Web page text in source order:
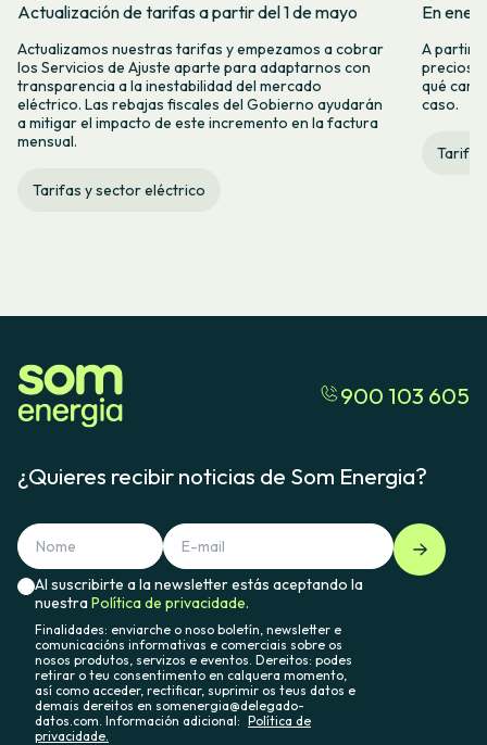
Actualización de tarifas a partir del 1 de mayo
Actualizamos nuestras tarifas y empezamos a cobrar
los Servicios de Ajuste aparte para adaptarnos con
transparencia a la inestabilidad del mercado
eléctrico. Las rebajas fiscales del Gobierno ayudarán
a mitigar el impacto de este incremento en la factura
mensual.
Tarifas y sector eléctrico
En
A partir
precios
qué
caso.
900 103 605
¿Quieres recibir noticias de Som Energia?
Al suscribirte a la newsletter estás aceptando la
nuestraPolítica de privacidade.
Finalidades: enviarche o noso boletín, newsletter e
comunicacións informativas e comerciais sobre os
nosos produtos, servizos e eventos. Dereitos: podes
retirar o teu consentimento en calquera momento,
así como acceder, rectificar, suprimir os teus datos e
demais dereitos en somenergia@delegado-
datos.com. Información adicional: Política de
privacidade.